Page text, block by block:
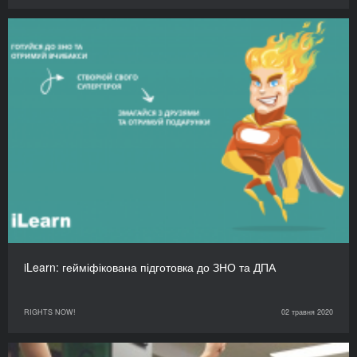
iLearn: гейміфікована підготовка до ЗНО та ДПА
RIGHTS NOW! 02 травня 2020